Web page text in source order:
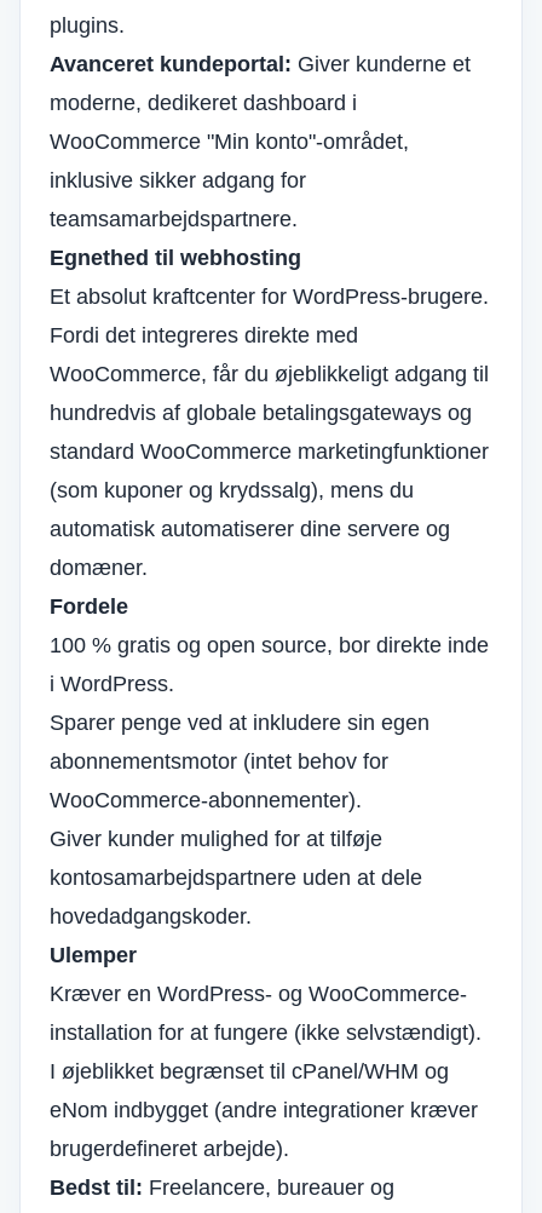
plugins.
Avanceret kundeportal: Giver kunderne et
moderne, dedikeret dashboard i
WooCommerce "Min konto"-området,
inklusive sikker adgang for
teamsamarbejdspartnere.
Egnethed til webhosting
Et absolut kraftcenter for WordPress-brugere.
Fordi det integreres direkte med
WooCommerce, får du øjeblikkeligt adgang til
hundredvis af globale betalingsgateways og
standard WooCommerce marketingfunktioner
(som kuponer og krydssalg), mens du
automatisk automatiserer dine servere og
domæner.
Fordele
100 % gratis og open source, bor direkte inde
i WordPress.
Sparer penge ved at inkludere sin egen
abonnementsmotor (intet behov for
WooCommerce-abonnementer).
Giver kunder mulighed for at tilføje
kontosamarbejdspartnere uden at dele
hovedadgangskoder.
Ulemper
Kræver en WordPress- og WooCommerce-
installation for at fungere (ikke selvstændigt).
I øjeblikket begrænset til cPanel/WHM og
eNom indbygget (andre integrationer kræver
brugerdefineret arbejde).
Bedst til: Freelancere, bureauer og